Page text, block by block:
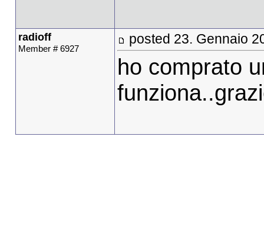
radioff
Member # 6927
posted 23. Gennaio
ho comprato